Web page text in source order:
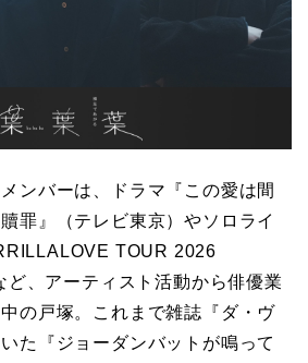
ンバーは、ドラマ『この愛は間
罪』（テレビ東京）やソロライ
TOUR 2026
、アーティスト活動から俳優業
の戸塚。これまで雑誌『ダ・ヴ
た『ジョーダンバットが鳴って